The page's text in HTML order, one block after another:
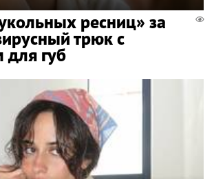
ресниц» за
трюк с
губ